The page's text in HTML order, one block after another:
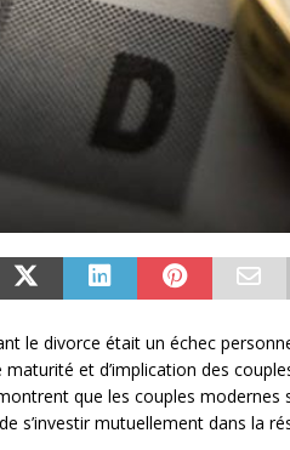
le divorce était un échec
maturité et d’implication des
que les couples modernes
s’investir mutuellement dans la